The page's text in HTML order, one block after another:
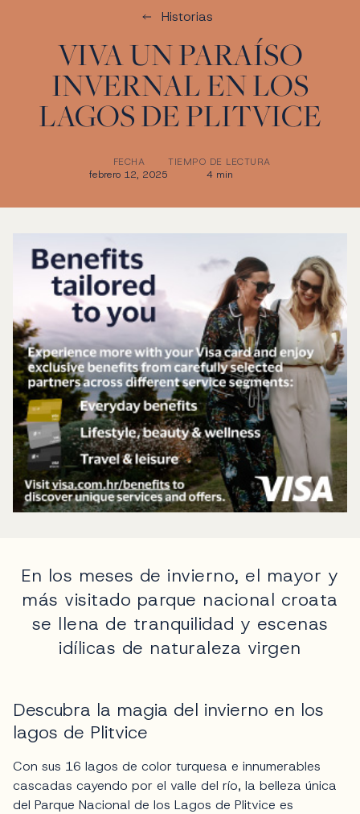
Historias
VIVA UN PARAÍSO
INVERNAL EN LOS
LAGOS DE PLITVICE
FECHA
febrero 12, 2025
TIEMPO DE LECTURA
4 min
En los meses de invierno, el mayor y
más visitado parque nacional croata
se llena de tranquilidad y escenas
idílicas de naturaleza virgen
Descubra la magia del invierno en los
lagos de Plitvice
Con sus 16 lagos de color turquesa e innumerables
cascadas cayendo por el valle del río, la belleza única
del Parque Nacional de los Lagos de Plitvice es